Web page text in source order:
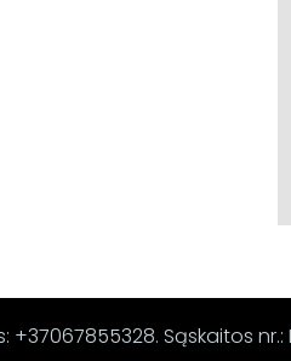
Sąskaitos nr.: